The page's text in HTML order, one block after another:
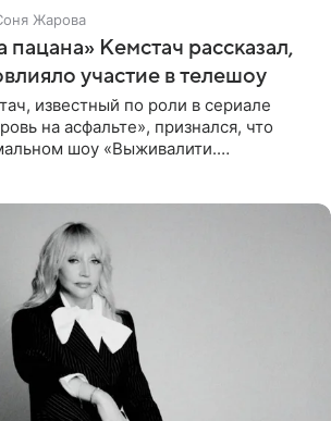
Жарова
пацана» Кемстач рассказал,
участие в телешоу
известный по роли в сериале
на асфальте», признался, что
шоу «Выживалити.